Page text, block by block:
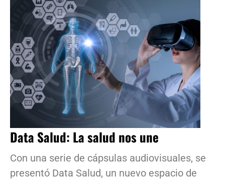
Data Salud: La salud nos une
Con una serie de cápsulas audiovisuales, se
presentó Data Salud, un nuevo espacio de